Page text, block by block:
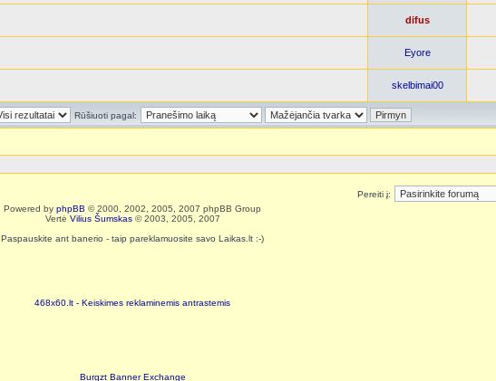
difus
Eyore
skelbimai00
Rūšiuoti pagal:
Pereiti į:
Powered by phpBB © 2000, 2002, 2005, 2007 phpBB Group
Vertė Vilius Šumskas© 2003, 2005, 2007
Paspauskite ant banerio - taip pareklamuosite savo Laikas.lt :-)
468x60.lt - Keiskimes reklaminemis antrastemis
Burgzt Banner Exchange